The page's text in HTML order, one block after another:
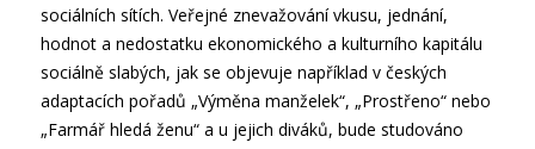
sociálních sítích. Veřejné znevažování vkusu, jednání,
hodnot a nedostatku ekonomického a kulturního kapitálu
sociálně slabých, jak se objevuje například v českých
adaptacích pořadů „Výměna manželek“, „Prostřeno“ nebo
„Farmář hledá ženu“ a u jejich diváků, bude studováno